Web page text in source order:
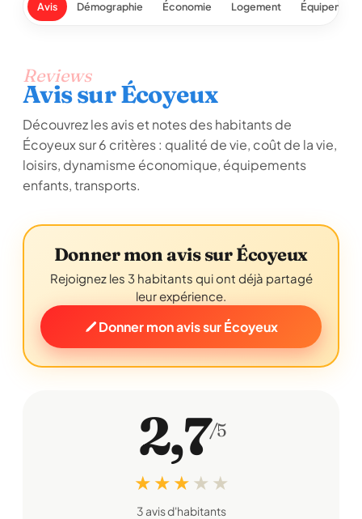
Avis Démographie Économie Logement
Reviews
Avis sur Écoyeux
Découvrez les avis et notes des habitants de
Écoyeux sur 6 critères : qualité de vie, coût de la vie,
loisirs, dynamisme économique, équipements
enfants, transports.
Donner mon avis sur Écoyeux
Rejoignez les 3 habitants qui ont déjà partagé
leur expérience.
Donner mon avis sur Écoyeux
2,7/5
★ ★ ★ ★ ★
3 avis d'habitants